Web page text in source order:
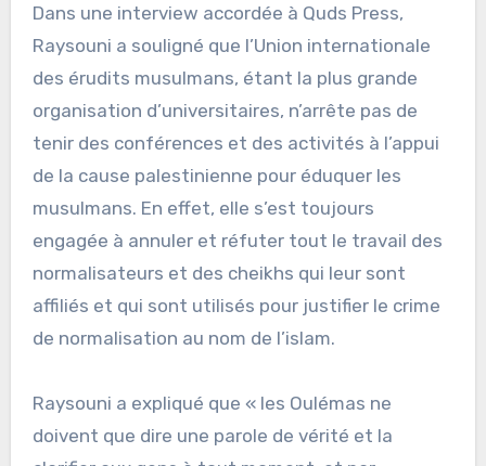
Dans une interview accordée à Quds Press,
Raysouni a souligné que l’Union internationale
des érudits musulmans, étant la plus grande
organisation d’universitaires, n’arrête pas de
tenir des conférences et des activités à l’appui
de la cause palestinienne pour éduquer les
musulmans. En effet, elle s’est toujours
engagée à annuler et réfuter tout le travail des
normalisateurs et des cheikhs qui leur sont
affiliés et qui sont utilisés pour justifier le crime
de normalisation au nom de l’islam.
Raysouni a expliqué que « les Oulémas ne
doivent que dire une parole de vérité et la